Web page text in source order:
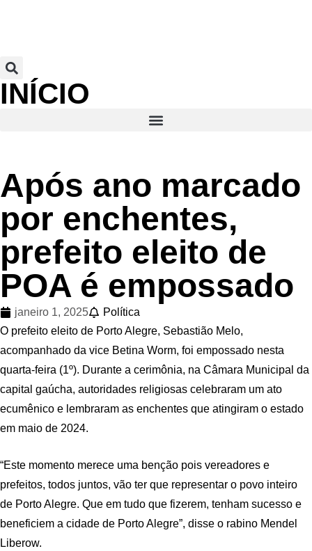
INÍCIO
Após ano marcado
por enchentes,
prefeito eleito de
POA é empossado
janeiro 1, 2025
Política
O prefeito eleito de Porto Alegre, Sebastião Melo,
acompanhado da vice Betina Worm, foi empossado nesta
quarta-feira (1º). Durante a cerimônia, na Câmara Municipal da
capital gaúcha, autoridades religiosas celebraram um ato
ecumênico e lembraram as enchentes que atingiram o estado
em maio de 2024.
“Este momento merece uma benção pois vereadores e
prefeitos, todos juntos, vão ter que representar o povo inteiro
de Porto Alegre. Que em tudo que fizerem, tenham sucesso e
beneficiem a cidade de Porto Alegre”, disse o rabino Mendel
Liberow.